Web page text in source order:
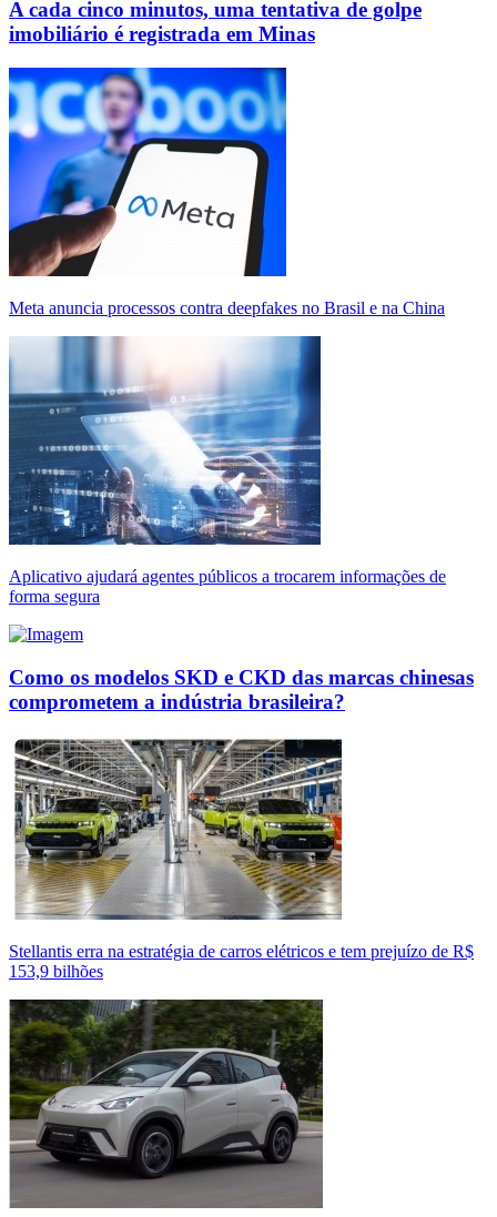
A cada cinco minutos, uma tentativa de golpe
imobiliário é registrada em Minas
Meta anuncia processos contra deepfakes no Brasil e na China
Aplicativo ajudará agentes públicos a trocarem informações de
forma segura
Como os modelos SKD e CKD das marcas chinesas
comprometem a indústria brasileira?
Stellantis erra na estratégia de carros elétricos e tem prejuízo de R$
153,9 bilhões